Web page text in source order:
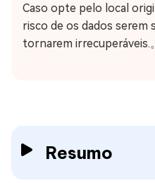
Caso opte pelo local
risco de os dados serem
tornarem irrecuperáveis.。
Resumo